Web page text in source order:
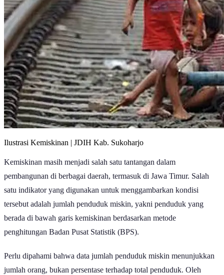
Ilustrasi Kemiskinan | JDIH Kab. Sukoharjo
Kemiskinan masih menjadi salah satu tantangan dalam
pembangunan di berbagai daerah, termasuk di Jawa Timur. Salah
satu indikator yang digunakan untuk menggambarkan kondisi
tersebut adalah jumlah penduduk miskin, yakni penduduk yang
berada di bawah garis kemiskinan berdasarkan metode
penghitungan Badan Pusat Statistik (BPS).
Perlu dipahami bahwa data jumlah penduduk miskin menunjukkan
jumlah orang, bukan persentase terhadap total penduduk. Oleh